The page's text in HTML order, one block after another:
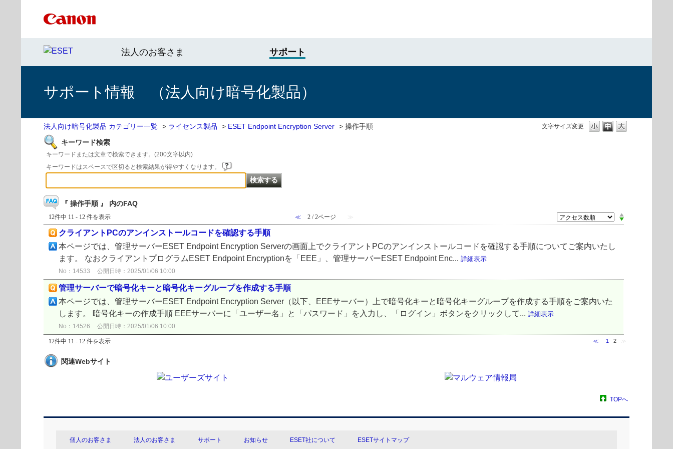
法人のお客さま サポート
サポート情報 （法人向け暗号化製品）
文字サイズ変更
法人向け暗号化製品 カテゴリー一覧 > ライセンス製品 > ESET Endpoint Encryption Server > 操作手順
キーワード検索
キーワードまたは文章で検索できます。(200文字以内)
キーワードはスペースで区切ると検索結果が得やすくなります。
『 操作手順 』 内のFAQ
12件中 11 - 12 件を表示 ≪ 2 / 2ページ ≫
クライアントPCのアンインストールコードを確認する手順
本ページでは、管理サーバーESET Endpoint Encryption Serverの画面上でクライアントPCのアンインストールコードを確認する手順についてご案内いたし
ます。 なおクライアントプログラムESET Endpoint Encryptionを「EEE」、管理サーバーESET Endpoint Enc... 詳細表示
No：14533 公開日時：2025/01/06 10:00
管理サーバーで暗号化キーと暗号化キーグループを作成する手順
本ページでは、管理サーバーESET Endpoint Encryption Server（以下、EEEサーバー）上で暗号化キーと暗号化キーグループを作成する手順をご案内いた
します。 暗号化キーの作成手順 EEEサーバーに「ユーザー名」と「パスワード」を入力し、「ログイン」ボタンをクリックして... 詳細表示
No：14526 公開日時：2025/01/06 10:00
12件中 11 - 12 件を表示 ≪ 1 2
関連Webサイト
TOPへ
個人のお客さま 法人のお客さま サポート お知らせ ESET社について ESETサイトマップ